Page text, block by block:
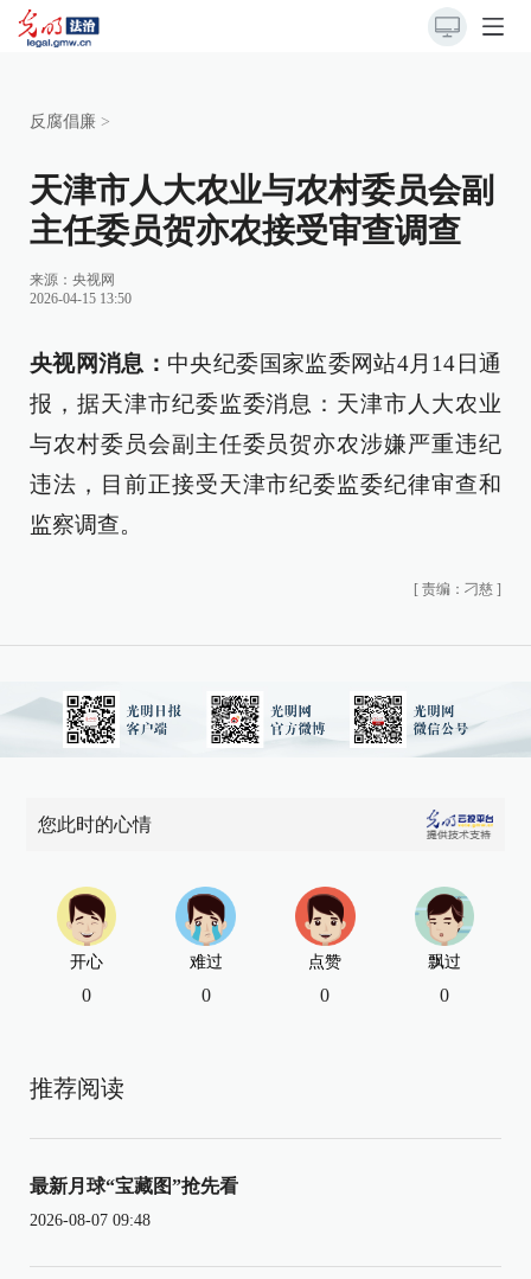
反腐倡廉 >
天津市人大农业与农村委员会副
主任委员贺亦农接受审查调查
来源： 央视网
2026-04-15 13:50
央视网消息： 中央纪委国家监委网站4月14日通
报，据天津市纪委监委消息：天津市人大农业
与农村委员会副主任委员贺亦农涉嫌严重违纪
违法，目前正接受天津市纪委监委纪律审查和
监察调查。
[ 责编：刁慈 ]
您此时的心情
开心
0
难过
0
点赞
0
飘过
0
推荐阅读
最新月球“宝藏图”抢先看
2026-08-07 09:48